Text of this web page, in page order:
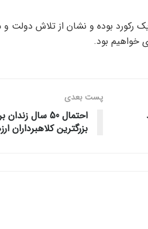
عالی مسکن یک رکورد بوده و نشان از تلاش
خواهیم بود.
پست‌ بعدی
احتمال 50 سال
بزرگترین کلاهبرداران